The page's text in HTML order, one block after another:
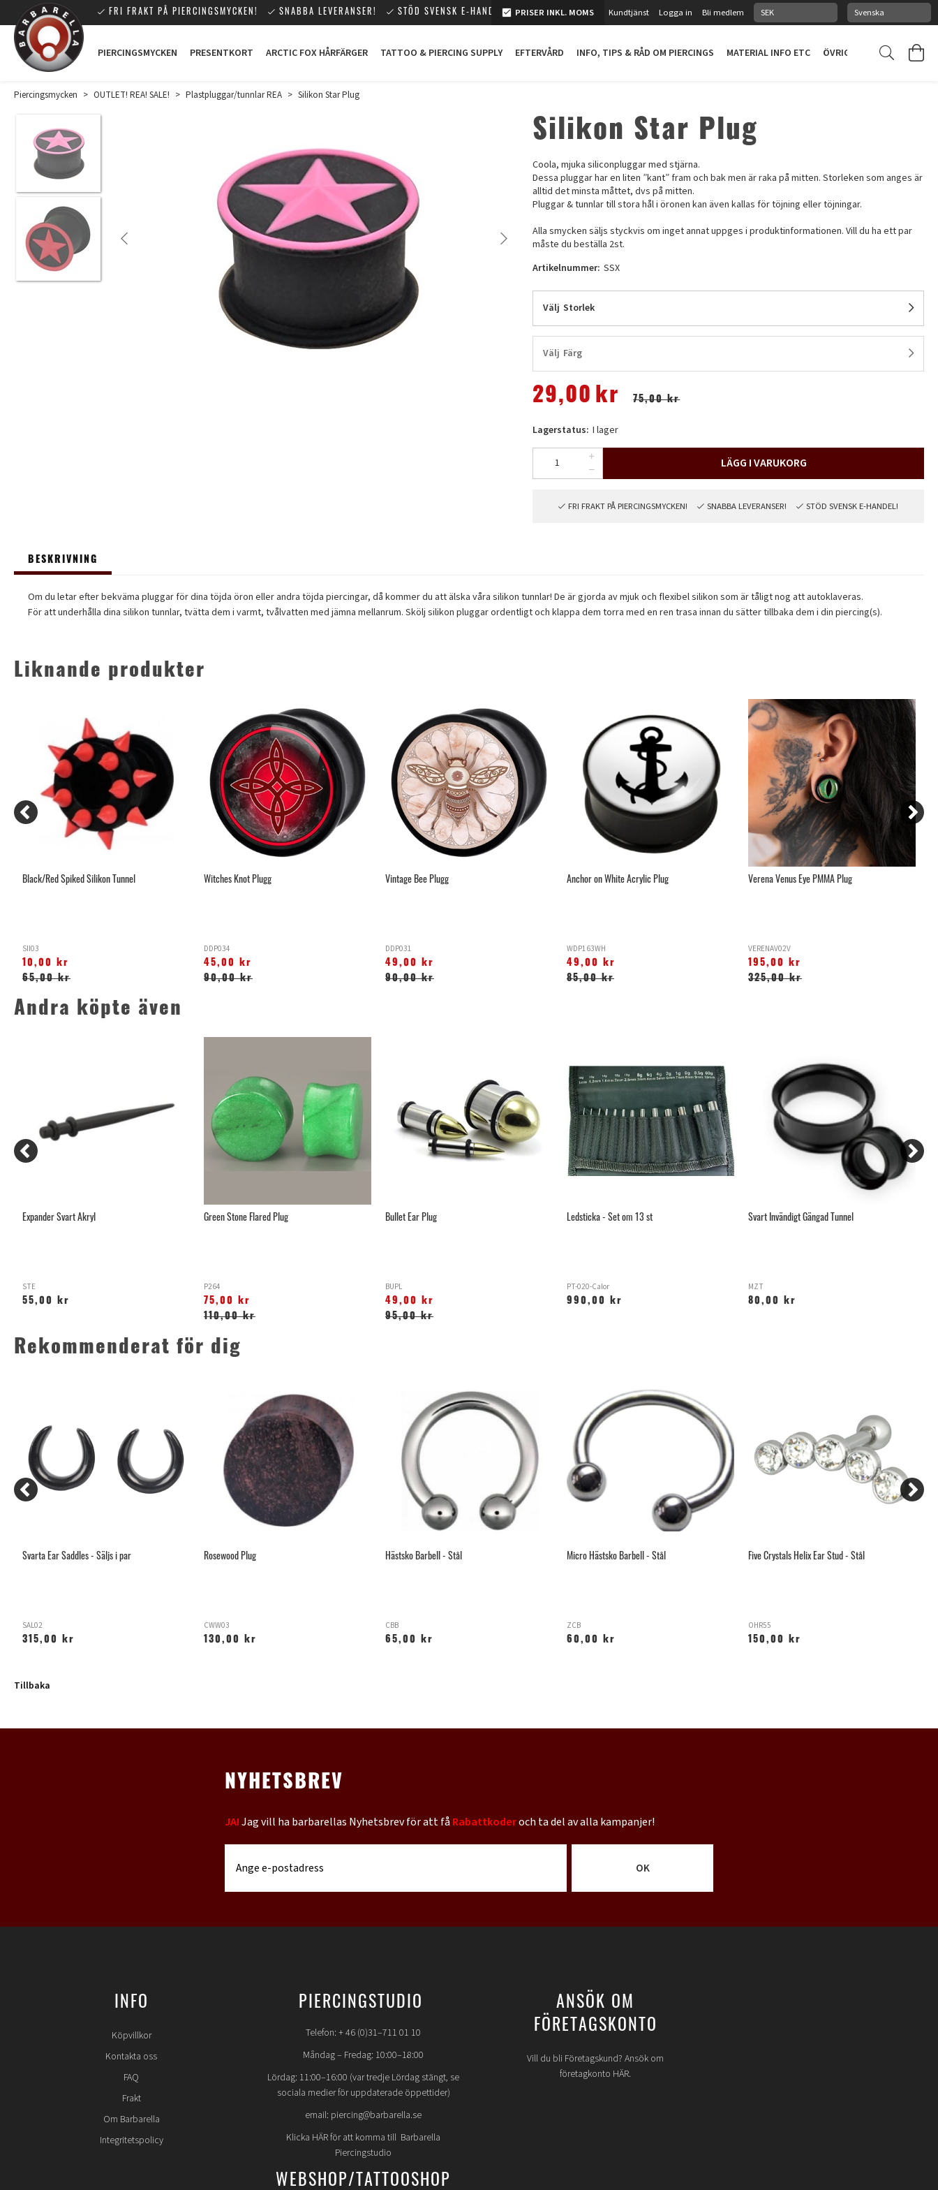
FRI FRAKT PÅ PIERCINGSMYCKEN! SNABBA LEVERANSER! STÖD SVENSK E-HANDEL! PRISER INKL. MOMS Kundtjänst Logga in Bli medlem
PIERCINGSMYCKEN PRESENTKORT ARCTIC FOX HÅRFÄRGER TATTOO & PIERCING SUPPLY EFTERVÅRD INFO, TIPS & RÅD OM PIERCINGS MATERIAL INFO ETC ÖVRIGT
Piercingsmycken > OUTLET! REA! SALE! > Plastpluggar/tunnlar REA > Silikon Star Plug
Silikon Star Plug
Coola, mjuka siliconpluggar med stjärna.
Dessa pluggar har en liten ”kant” fram och bak men är raka på mitten. Storleken som anges är
alltid det minsta måttet, dvs på mitten.
Pluggar & tunnlar till stora hål i öronen kan även kallas för töjning eller töjningar.
Alla smycken säljs styckvis om inget annat uppges i produktinformationen. Vill du ha ett par
måste du beställa 2st.
Artikelnummer: SSX
Välj Storlek
Välj Färg
29,00 kr 75,00 kr
Lagerstatus: I lager
LÄGG I VARUKORG
FRI FRAKT PÅ PIERCINGSMYCKEN! SNABBA LEVERANSER! STÖD SVENSK E-HANDEL!
BESKRIVNING
Om du letar efter bekväma pluggar för dina töjda öron eller andra töjda piercingar, då kommer du att älska våra silikon tunnlar! De är gjorda av mjuk och flexibel silikon som är tåligt nog att autoklaveras.
För att underhålla dina silikon tunnlar, tvätta dem i varmt, tvålvatten med jämna mellanrum. Skölj silikon pluggar ordentligt och klappa dem torra med en ren trasa innan du sätter tillbaka dem i din piercing(s).
Liknande produkter
Black/Red Spiked Silikon Tunnel
SII03
10,00 kr
65,00 kr
Witches Knot Plugg
DDP034
45,00 kr
90,00 kr
Vintage Bee Plugg
DDP031
49,00 kr
90,00 kr
Anchor on White Acrylic Plug
WDP163WH
49,00 kr
85,00 kr
Verena Venus Eye PMMA Plug
VERENAV02V
195,00 kr
325,00 kr
Andra köpte även
Expander Svart Akryl
STE
55,00 kr
Green Stone Flared Plug
P264
75,00 kr
110,00 kr
Bullet Ear Plug
BUPL
49,00 kr
95,00 kr
Ledsticka - Set om 13 st
PT-020-Calor
990,00 kr
Svart Invändigt Gängad Tunnel
MZT
80,00 kr
Rekommenderat för dig
Svarta Ear Saddles - Säljs i par
SAL02
315,00 kr
Rosewood Plug
CWW03
130,00 kr
Hästsko Barbell - Stål
CBB
65,00 kr
Micro Hästsko Barbell - Stål
ZCB
60,00 kr
Five Crystals Helix Ear Stud - Stål
OHR55
150,00 kr
Tillbaka
NYHETSBREV
JA!Jag vill ha barbarellas Nyhetsbrev för att fåRabattkoderoch ta del av alla kampanjer!
OK
INFO
Köpvillkor
Kontakta oss
FAQ
Frakt
Om Barbarella
Integritetspolicy
PIERCINGSTUDIO
Telefon: + 46 (0)31–711 01 10
Måndag – Fredag: 10:00–18:00
Lördag: 11:00–16:00 (var tredje Lördag stängt, se
sociala medier för uppdaterade öppettider)
email: piercing@barbarella.se
Klicka HÄR för att komma till Barbarella
Piercingstudio
WEBSHOP/TATTOOSHOP
ANSÖK OM
FÖRETAGSKONTO
Vill du bli Företagskund? Ansök om
företagkonto HÄR.